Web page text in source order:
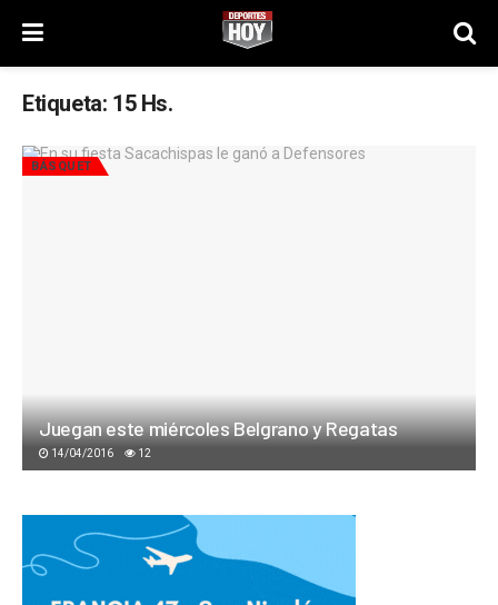
Etiqueta: 15 Hs.
BÁSQUET
Juegan este miércoles Belgrano y Regatas
14/04/2016 12